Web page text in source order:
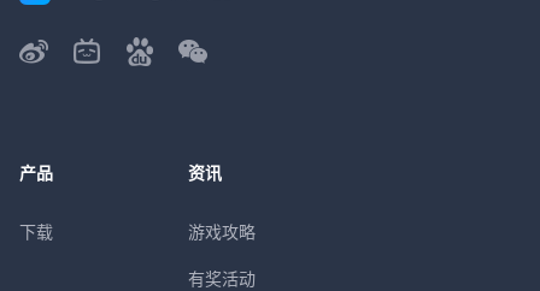
产品
下载
资讯
游戏攻略
有奖活动